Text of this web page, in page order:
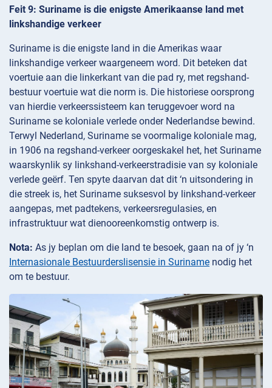
Feit 9: Suriname is die enigste Amerikaanse land met
linkshandige verkeer
Suriname is die enigste land in die Amerikas waar
linkshandige verkeer waargeneem word. Dit beteken dat
voertuie aan die linkerkant van die pad ry, met regshand-
bestuur voertuie wat die norm is. Die historiese oorsprong
van hierdie verkeerssisteem kan teruggevoer word na
Suriname se koloniale verlede onder Nederlandse bewind.
Terwyl Nederland, Suriname se voormalige koloniale mag,
in 1906 na regshand-verkeer oorgeskakel het, het Suriname
waarskynlik sy linkshand-verkeerstradisie van sy koloniale
verlede geërf. Ten spyte daarvan dat dit ‘n uitsondering in
die streek is, het Suriname suksesvol by linkshand-verkeer
aangepas, met padtekens, verkeersregulasies, en
infrastruktuur wat dienooreenkomstig ontwerp is.
Nota: As jy beplan om die land te besoek, gaan na of jy ‘n
Internasionale Bestuurderslisensie in Suriname nodig het
om te bestuur.